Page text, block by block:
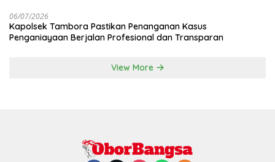
06/07/2026
Kapolsek Tambora Pastikan Penanganan Kasus
Penganiayaan Berjalan Profesional dan Transparan
View More